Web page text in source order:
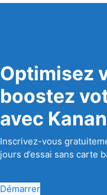
Optimisez
boostez
avec
Inscrivez-vous
jours d’essai sans carte
Démarrer